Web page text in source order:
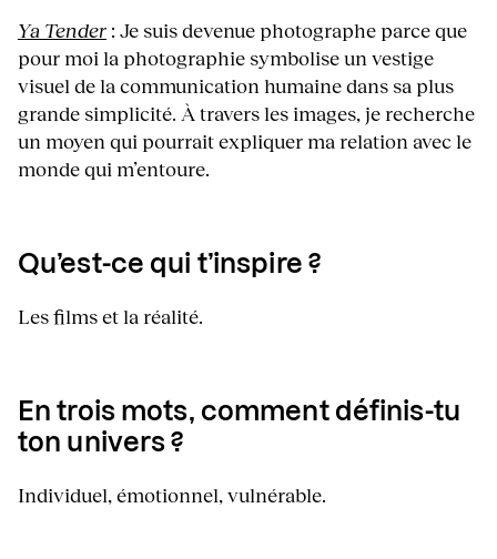
Ya Tender : Je suis devenue photographe parce que
pour moi la photographie symbolise un vestige
visuel de la communication humaine dans sa plus
grande simplicité. À travers les images, je recherche
un moyen qui pourrait expliquer ma relation avec le
monde qui m’entoure.
Qu’est-ce qui t’inspire ?
Les films et la réalité.
En trois mots, comment définis-tu
ton univers ?
Individuel, émotionnel, vulnérable.